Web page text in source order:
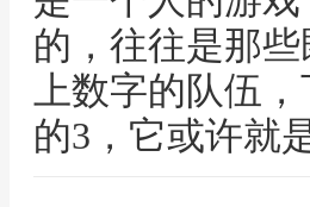
的，往往是那
上数字的队伍
的3，它或许就